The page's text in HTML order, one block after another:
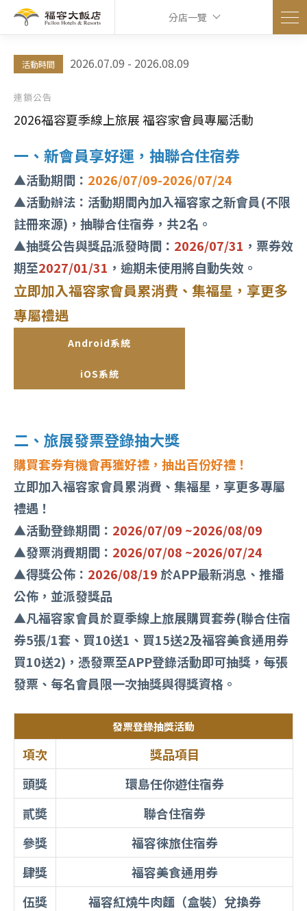
分店一覽
活動時間 2026.07.09 - 2026.08.09
連鎖公告
2026福容夏季線上旅展 福容家會員專屬活動
一、新會員享好運，抽聯合住宿券
▲活動期間： 2026/07/09-2026/07/24
▲活動辦法：活動期間內加入福容家之新會員(不限
註冊來源)，抽聯合住宿券，共2名。
▲抽獎公告與獎品派發時間： 2026/07/31 ，票券效
期至2027/01/31 ，逾期未使用將自動失效。
立即加入福容家會員累消費、集福星，享更多
專屬禮遇
Android系統
iOS系統
二、旅展發票登錄抽大獎
購買套券有機會再獲好禮，抽出百份好禮！
立即加入福容家會員累消費、集福星，享更多專屬
禮遇！
▲活動登錄期間： 2026/07/09 ~2026/08/09
▲發票消費期間： 2026/07/08 ~2026/07/24
▲得獎公佈： 2026/08/19 於APP最新消息、推播
公佈，並派發獎品
▲凡福容家會員於夏季線上旅展購買套券(聯合住宿
券5張/1套、買10送1、買15送2及福容美食通用券
買10送2)，憑發票至APP登錄活動即可抽獎，每張
發票、每名會員限一次抽獎與得獎資格。
發票登錄抽獎活動
項次
獎品項目
頭獎
環島任你遊住宿券
貳奬
聯合住宿券
參獎
福容徠旅住宿券
肆獎
福容美食通用券
伍獎
福容紅燒牛肉麵（盒裝）兌換券